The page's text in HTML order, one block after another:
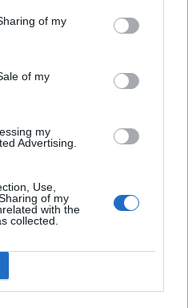
of my
of my
my
Advertising.
Use,
of my
with the
collected.
di nuovo sotto il
mosse decisive. Il
segno forma con
possono essere
di non aspettare
verso il guadagno,
braccia verso un
Però non è male
Sagittario.